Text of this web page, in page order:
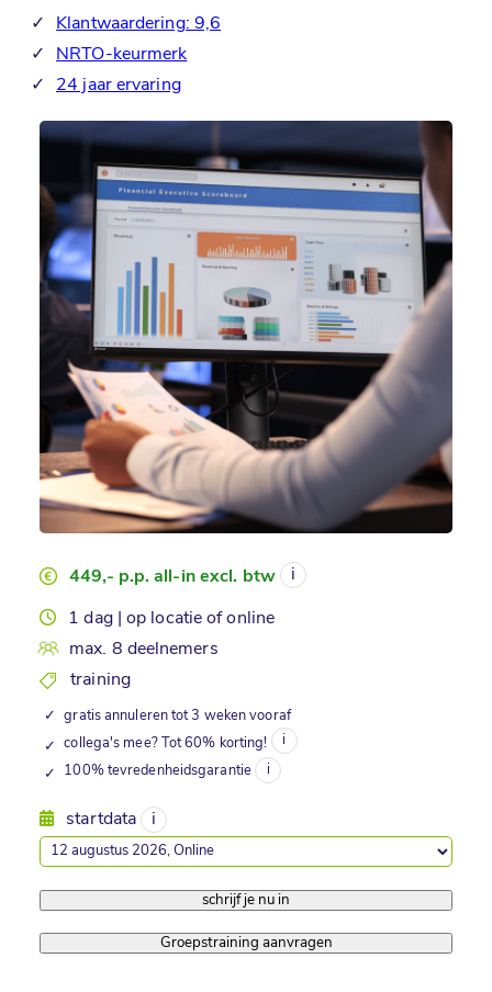
✓
Klantwaardering: 9,6
✓
NRTO-keurmerk
✓
24 jaar ervaring
449,- p.p. all-in excl. btw
1 dag | op locatie of online
max. 8 deelnemers
training
✓ gratis annuleren tot 3 weken vooraf
✓ collega's mee? Tot 60% korting!
✓ 100% tevredenheidsgarantie
startdata
schrijf je nu in
Groepstraining aanvragen